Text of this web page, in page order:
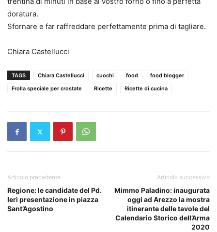
doratura.
Sfornare e far raffreddare perfettamente prima di tagliare.
Chiara Castellucci
TAGS Chiara Castellucci cuochi food
food blogger
Frolla speciale per crostate
Ricette Ricette di cucina
Articolo precedente
Regione: le candidate del Pd.
Ieri presentazione in piazza
Sant’Agostino
Articolo successivo
Mimmo Paladino: inaugurata
oggi ad Arezzo la mostra
itinerante delle tavole del
Calendario Storico dell’Arma
2020